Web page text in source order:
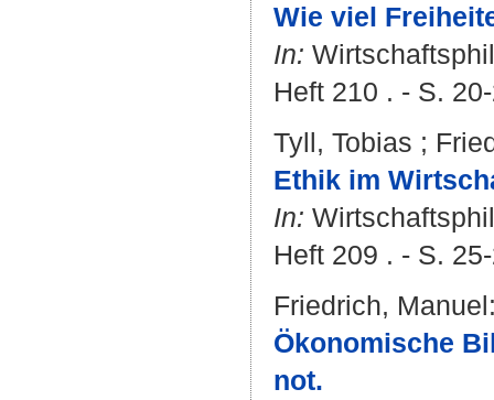
Wie viel
In:
Heft 210 . - S.
Tyll, Tobias ;
Ethik im
In:
Heft 209 . - S.
Friedrich, Manuel
Ökonomische
not.